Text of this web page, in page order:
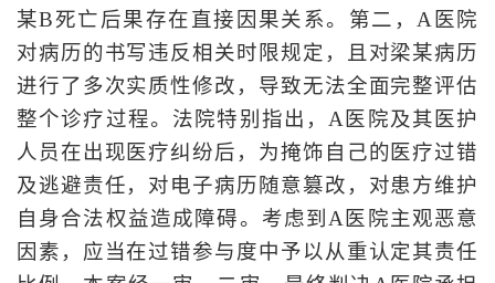
某B死亡后果存在直接因果关系。第二，A医院
对病历的书写违反相关时限规定，且对梁某病历
进行了多次实质性修改，导致无法全面完整评估
整个诊疗过程。法院特别指出，A医院及其医护
人员在出现医疗纠纷后，为掩饰自己的医疗过错
及逃避责任，对电子病历随意篡改，对患方维护
自身合法权益造成障碍。考虑到A医院主观恶意
因素，应当在过错参与度中予以从重认定其责任